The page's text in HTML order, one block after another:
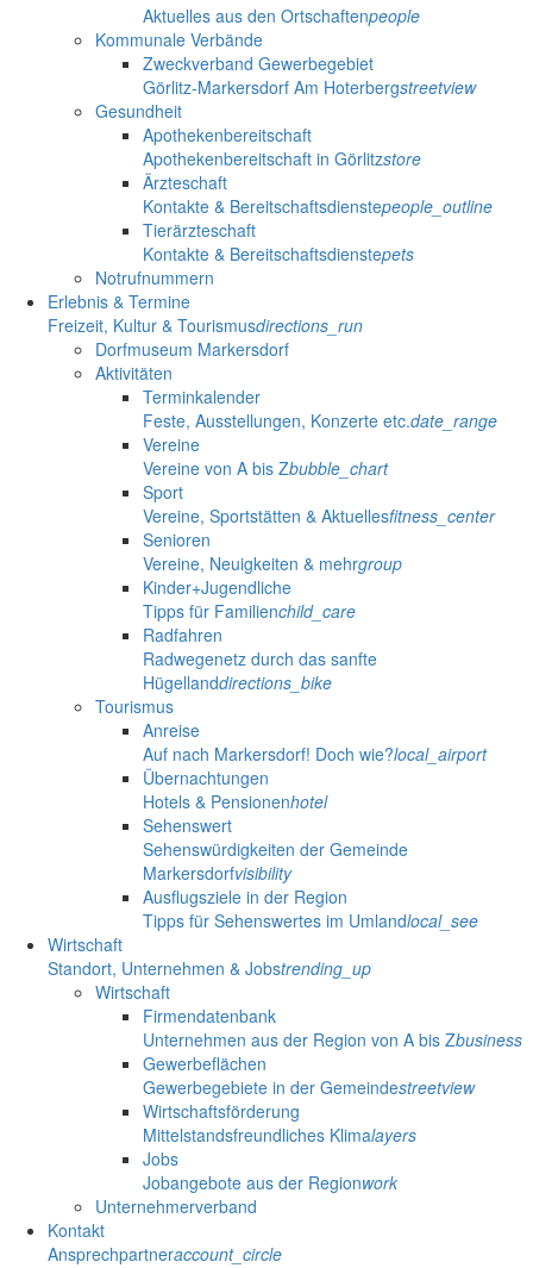
Aktuelles aus den Ortschaftenpeople
Kommunale Verbände
Zweckverband Gewerbegebiet
Görlitz-Markersdorf Am Hoterbergstreetview
Gesundheit
Apothekenbereitschaft
Apothekenbereitschaft in Görlitzstore
Ärzteschaft
Kontakte & Bereitschaftsdienstepeople_outline
Tierärzteschaft
Kontakte & Bereitschaftsdienstepets
Notrufnummern
Erlebnis & Termine
Freizeit, Kultur & Tourismusdirections_run
Dorfmuseum Markersdorf
Aktivitäten
Terminkalender
Feste, Ausstellungen, Konzerte etc.date_range
Vereine
Vereine von A bis Zbubble_chart
Sport
Vereine, Sportstätten & Aktuellesfitness_center
Senioren
Vereine, Neuigkeiten & mehrgroup
Kinder+Jugendliche
Tipps für Familienchild_care
Radfahren
Radwegenetz durch das sanfte
Hügellanddirections_bike
Tourismus
Anreise
Auf nach Markersdorf! Doch wie?local_airport
Übernachtungen
Hotels & Pensionenhotel
Sehenswert
Sehenswürdigkeiten der Gemeinde
Markersdorfvisibility
Ausflugsziele in der Region
Tipps für Sehenswertes im Umlandlocal_see
Wirtschaft
Standort, Unternehmen & Jobstrending_up
Wirtschaft
Firmendatenbank
Unternehmen aus der Region von A bis Zbusiness
Gewerbeflächen
Gewerbegebiete in der Gemeindestreetview
Wirtschaftsförderung
Mittelstandsfreundliches Klimalayers
Jobs
Jobangebote aus der Regionwork
Unternehmerverband
Kontakt
Ansprechpartneraccount_circle